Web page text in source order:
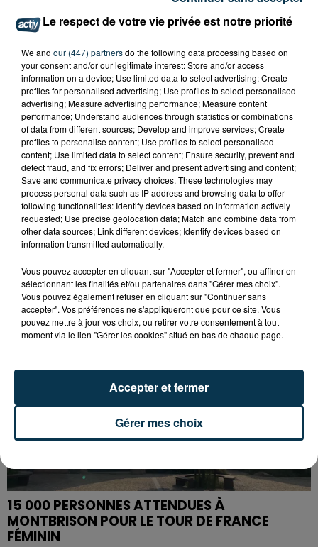
SAINT-ETIENNE : UN ENFANT DÉCÈDE APRÈS
UNE CHUTE DU 8E ÉTAGE
15 000 PERSONNES ATTENDUES À
MONTBRISON POUR LE TOUR DE FRANCE
FÉMININ
Le respect de votre vie privée est notre priorité
We and our (447) partnersdo the following data processing based on
your consent and/or our legitimate interest: Store and/or access
information on a device; Use limited data to select advertising; Create
profiles for personalised advertising; Use profiles to select personalised
advertising; Measure advertising performance; Measure content
performance; Understand audiences through statistics or combinations
of data from different sources; Develop and improve services; Create
profiles to personalise content; Use profiles to select personalised
content; Use limited data to select content; Ensure security, prevent and
detect fraud, and fix errors; Deliver and present advertising and content;
Save and communicate privacy choices. These technologies may
process personal data such as IP address and browsing data to offer
following functionalities: Identify devices based on information actively
requested; Use precise geolocation data; Match and combine data from
other data sources; Link different devices; Identify devices based on
information transmitted automatically.
Vous pouvez accepter en cliquant sur "Accepter et fermer", ou affiner en
sélectionnant les finalités et/ou partenaires dans "Gérer mes choix".
Vous pouvez également refuser en cliquant sur "Continuer sans
accepter". Vos préférences ne s'appliqueront que pour ce site. Vous
pouvez mettre à jour vos choix, ou retirer votre consentement à tout
moment via le lien "Gérer les cookies" situé en bas de chaque page.
Gérer mes choix
Accepter et fermer